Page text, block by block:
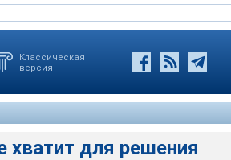
Классическая
версия
хватит для решения